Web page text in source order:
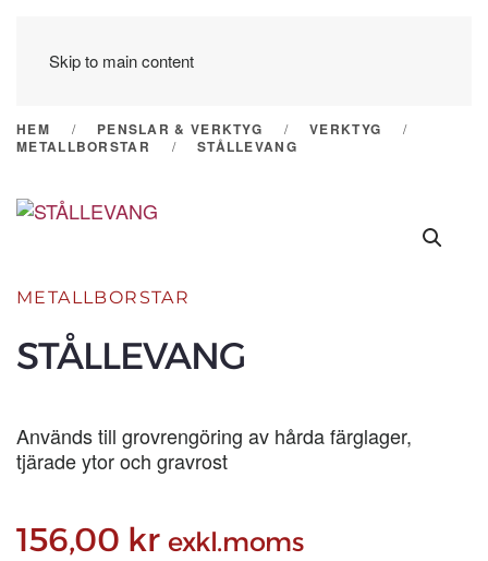
Skip to main content
HEM PENSLAR & VERKTYG
VERKTYG
METALLBORSTAR
STÅLLEVANG
METALLBORSTAR
STÅLLEVANG
Används till grovrengöring av hårda färglager,
tjärade ytor och gravrost
156,00 kr exkl.moms